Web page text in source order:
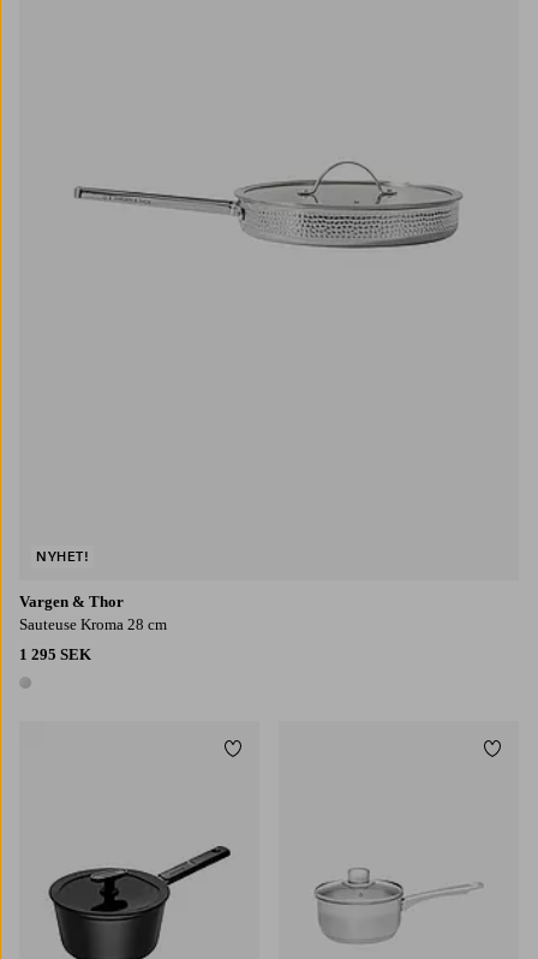
Vargen & Thor
Sauteuse Kroma 28 cm
1 295 SEK
1 färg
NYHET!
Lägg till i favoriter